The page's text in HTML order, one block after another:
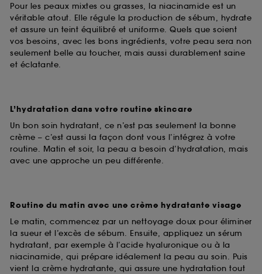
Pour les peaux mixtes ou grasses, la niacinamide est un
véritable atout. Elle régule la production de sébum, hydrate
et assure un teint équilibré et uniforme. Quels que soient
vos besoins, avec les bons ingrédients, votre peau sera non
seulement belle au toucher, mais aussi durablement saine
et éclatante.
L’hydratation dans votre routine skincare
Un bon soin hydratant, ce n’est pas seulement la bonne
crème – c’est aussi la façon dont vous l’intégrez à votre
routine. Matin et soir, la peau a besoin d’hydratation, mais
avec une approche un peu différente.
Routine du matin avec une crème hydratante visage
Le matin, commencez par un nettoyage doux pour éliminer
la sueur et l’excès de sébum. Ensuite, appliquez un sérum
hydratant, par exemple à l’acide hyaluronique ou à la
niacinamide, qui prépare idéalement la peau au soin. Puis
vient la crème hydratante, qui assure une hydratation tout